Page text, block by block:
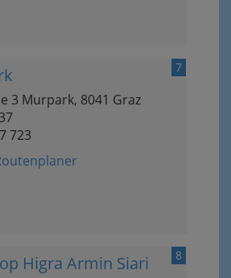
7
3 Murpark, 8041 Graz
723
8
Higra Armin Siari